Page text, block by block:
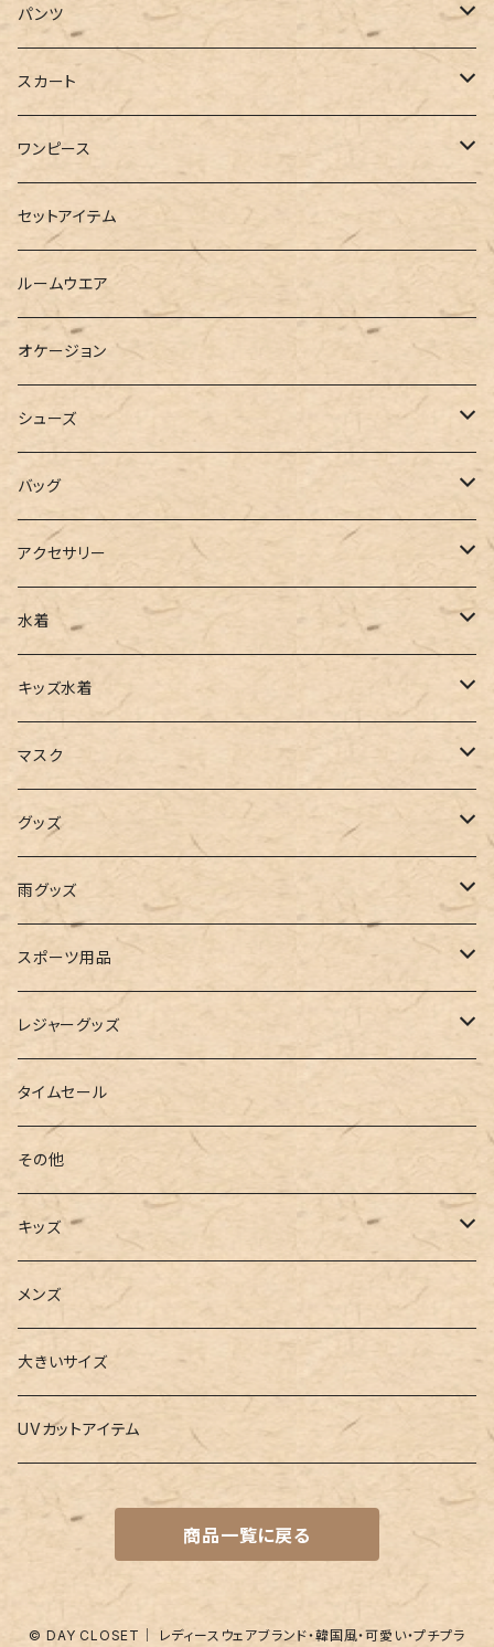
ジャケット
ブルゾン
ロングシャツ
ダウンジャケット
ベスト
Tシャツ
カットソー
半袖
スウェット・パーカー
ニット
シャツ
ブラウス
カーディガン
ポロシャツ
ベスト
チュニック
タンクトップ
キャミソール
インナー
ビスチェ
パンツ
デニム
スキニー
ショートパンツ
ハーフパンツ
スウェット
ジャージ
スラックス
ワイドパンツ
カーゴパンツ
サロペット
ガウチョ
レギンス
その他
スカート
ロング
ミニ
その他
ワンピース
シャツワンピース
スウェットワンピース
パーカーワンピース
ニットワンピース
キャミワンピース
サロペット
オールインワン
セットアイテム
ルームウエア
オケージョン
シューズ
ブーツ
パンプス
サンダル
スニーカー
フラットシューズ
レインシューズ
レースアップ
ルームシューズ
インソール
ローファー
バッグ
トートバッグ
ショルダー
バックパック
カゴバッグ
エコバッグ
リュック
ハンドバッグ
ボストンバッグ
アクセサリー
その他
水着
ワンピース
ビキニ
ワンショルダー
オフショルダー
バンドゥ
タンキニ
キャミキニ
フィットネス
2点セット
3点セット
4点セット
5点セット
ラッシュガード
水着関連商品
レギンス
キッズ水着
女の子
男の子
ユニセックス
マスク
アクセサリー
マスクケース
グッズ
帽子
ストール・マフラー
手袋
ポーチ
パスケース
ウォレット
カードケース
キーケース
メガネチェーン
ベルト
アームカバー
ネイルグッズ
雨グッズ
レインコート
スポーツ用品
トレーニング・スポーツウェア
トレーニンググッズ
ヨガウェア
ヨガソックス
ヨガグッズ
ヨガマット
レジャーグッズ
ビーチグッズ
タイムセール
その他
キッズ
Girls
水着
バレー
Boys
水着
グッズ
キッズスーツ
メンズ
大きいサイズ
UVカットアイテム
商品一覧に戻る
© DAY CLOSET｜ レディースウェアブランド・韓国風・可愛い・プチプラ